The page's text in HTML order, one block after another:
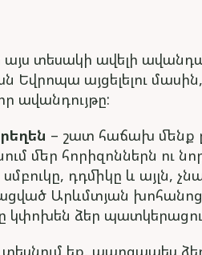
այս տեսակի ավելի
Եվրոպա այցելելու
ավանդույթը:
– շատ հաճախ մենք
մեր հորիզոններն ու
սմբուկը, դդմիկը և այլն,
Արևմտյան
կփոխեն ձեր
եք, պարզապես